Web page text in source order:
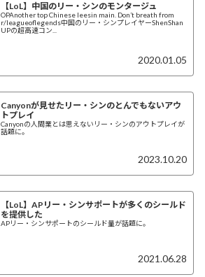
【LoL】中国のリー・シンのモンタージュ
OPAnother top Chinese leesin main. Don’t breath from
r/leagueoflegends中国のリー・シンプレイヤーShenShan
UPの超高速コン...
2020.01.05
Canyonが見せたリー・シンのとんでもないアウ
トプレイ
Canyonの人間業とは思えないリー・シンのアウトプレイが
話題に。
2023.10.20
【LoL】APリー・シンサポートが多くのシールド
を提供した
APリー・シンサポートのシールド量が話題に。
2021.06.28